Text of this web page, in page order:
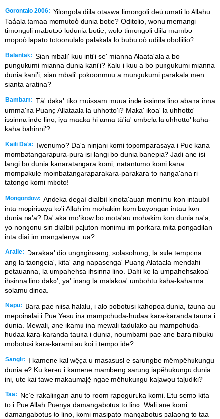
Gorontalo 2006: Yilongola diila otaawa limongoli deu̒ umati lo Allahu
Taa̒ala tamaa momutoo̒ dunia botie? Oditolio, wonu memangi
timongoli mabutoo̒ lodunia botie, wolo timongoli diila mambo
mopoo̒ lapato totoonulalo palakala lo bubutoo̒ udiila oboliilio?
Balantak: Sian mbali' kuu inti'i se' mianna Alaata'ala a bo
pungukumi mianna dunia kani'i? Kalu i kuu a bo pungukumi mianna
dunia kani'i, sian mbali' pokoonmuu a mungukumi parakala men
sianta aratina?
Bambam: Tä' daka' tiko muissam muua inde issinna lino abana inna
umma'na Puang Allataala la uhhotto'i? Maka' ikoa' la uhhotto'
issinna inde lino, iya maaka hi anna tä'ia' umbela la uhhotto' kaha-
kaha bahinni'?
Kaili Da'a:
Iwenumo? Da'a ninjani komi topomparasaya i Pue kana
mombatangarapura-pura isi langi bo dunia banepia? Jadi ane isi
langi bo dunia kanaratangara komi, natantumo komi kana
mompakule mombatangaraparakara-parakara to nanga'ana ri
tatongo komi mboto!
Mongondow: Andeka degaí diaíbií kinota'auan monimu kon intaubií
inta mopirisaya ko'i Allah im mohakim kom bayongan intau kon
dunia na'a? Da' aka mo'ikow bo mota'au mohakim kon dunia na'a,
yo nongonu sin diaíbií paḷuton monimu im porkara mita pongadilan
inta diaí im mangalenya tua?
Aralle:
Darakaa' dio ungnginsang, solasohong, la sule tempona
ang la taongeia', kita' ang napasenga' Puang Alataala mendahi
petauanna, la umpahehsa ihsinna lino. Dahi ke la umpahehsakoa'
ihsinna lino dako', ya' inang la malakoa' umbohtu kaha-kahanna
solamu dinoa.
Napu:
Bara pae niisa halalu, i alo pobotusi kahopoa dunia, tauna au
mepoinalai i Pue Yesu ina mampohuda-hudaa kara-karanda tauna i
dunia. Mewali, ane ikamu ina mewali tadulako au mampohuda-
hudaa kara-karanda tauna i dunia, noumbami pae ane bara nibuku
mobotusi kara-karami au koi i tempo ide?
Sangir:
I kamene kai wẹ̌ga u masasusi e sarungbe měmpěhukungu
dunia e? Kụ kereu i kamene mambeng sarung iapěhukungu dunia
ini, ute kai tawe makaumal᷊ẹ̌ ngae měhukungu kal᷊awọu tal᷊udiki?
Taa:
Ne’e rakalingan anu to room rapoguruka komi. Etu semo kita
to i Pue Allah Puenya damangabotus to lino. Wali ane komi
damangabotus to lino, komi masipato mangabotus palaong to taa